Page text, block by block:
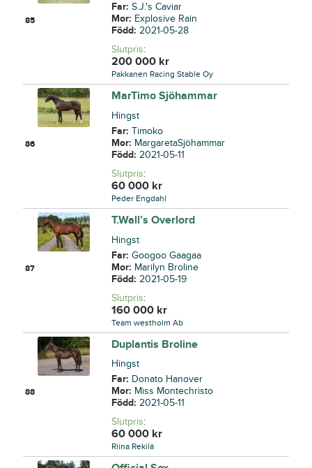
85
Far:S.J.'s Caviar
Mor: Explosive Rain
Född:2021-05-28
Slutpris:
200 000 kr
Pakkanen Racing Stable Oy
86
MarTimo Sjöhammar
Hingst
Far:Timoko
Mor: MargaretaSjöhammar
Född:2021-05-11
Slutpris:
60 000 kr
Peder Engdahl
87
T.Wall’s Overlord
Hingst
Far:Googoo Gaagaa
Mor: Marilyn Broline
Född:2021-05-19
Slutpris:
160 000 kr
Team westholm Ab
88
Duplantis Broline
Hingst
Far: Donato Hanover
Mor: Miss Montechristo
Född:2021-05-11
Slutpris:
60 000 kr
Riina Rekilä